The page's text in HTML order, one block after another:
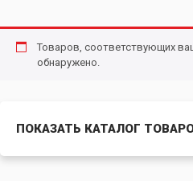
Товаров, соответствующих
обнаружено.
ПОКАЗАТЬ КАТАЛОГ